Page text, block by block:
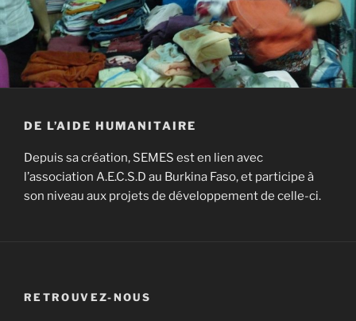
DE L’AIDE HUMANITAIRE
Depuis sa création, SEMES est en lien avec
l’association A.E.C.S.D au Burkina Faso, et participe à
son niveau aux projets de développement de celle-ci.
RETROUVEZ-NOUS